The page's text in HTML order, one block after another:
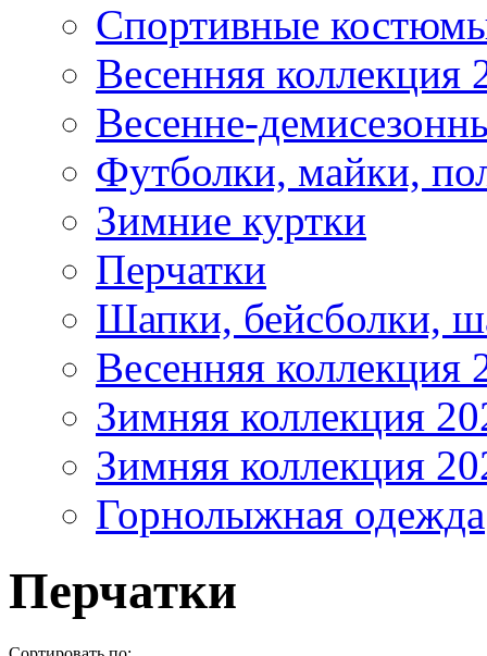
Спортивные
Весенняя коллекция
Весенне-
Футболки, майки,
Зимние куртки
Перчатки
Шапки, бейсболки,
Весенняя коллекция
Зимняя коллекция
Зимняя коллекция
Горнолыжная одежда
Перчатки